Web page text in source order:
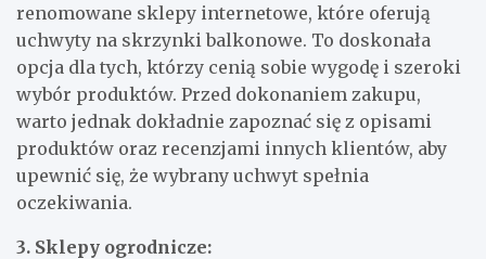
renomowane sklepy internetowe, które oferują
uchwyty na skrzynki balkonowe. To doskonała
opcja dla tych, którzy cenią sobie wygodę i szeroki
wybór produktów. Przed dokonaniem zakupu,
warto jednak dokładnie zapoznać się z opisami
produktów oraz recenzjami innych klientów, aby
upewnić się, że wybrany uchwyt spełnia
oczekiwania.
3. Sklepy ogrodnicze: